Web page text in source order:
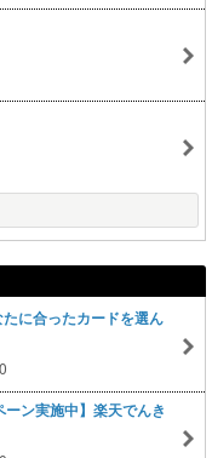
たに合ったカードを選ん
ーン実施中】楽天でんき